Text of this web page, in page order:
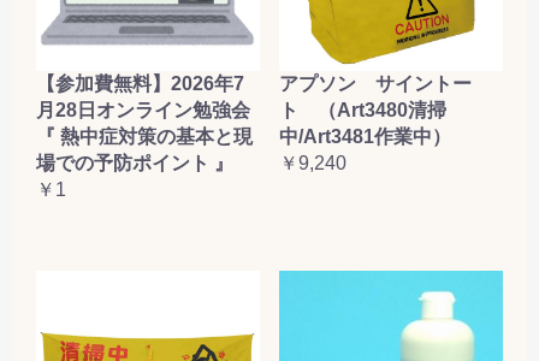
【参加費無料】2026年7
月28日オンライン勉強会
『 熱中症対策の基本と現
場での予防ポイント 』
￥1
アプソン サイントー
ト （Art3480清掃
中/Art3481作業中）
￥9,240